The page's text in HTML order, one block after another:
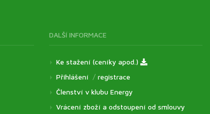
DALŠÍ INFORMACE
Ke stažení (ceníky apod.)
Přihlášení / registrace
Členství v klubu Energy
Vrácení zboží a odstoupení od smlouvy